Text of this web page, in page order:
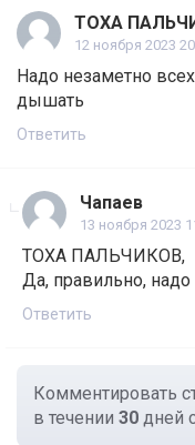
ТОХА
12 ноября 2023
Надо незаметно
дышать
Ответить
Чапаев
13 ноября 2023
ТОХА ПАЛЬЧИКОВ,
Да, правильно, надо
Ответить
Комментировать
в течении 30 дней